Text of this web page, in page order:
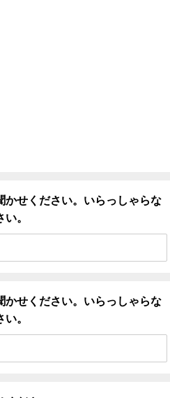
かせください。いらっしゃらな
。
かせください。いらっしゃらな
。